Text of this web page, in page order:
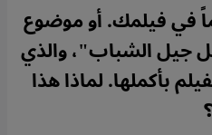
في فيلمك. أو موضوع
جيل الشباب"، والذي
بأكملها. لماذا هذا